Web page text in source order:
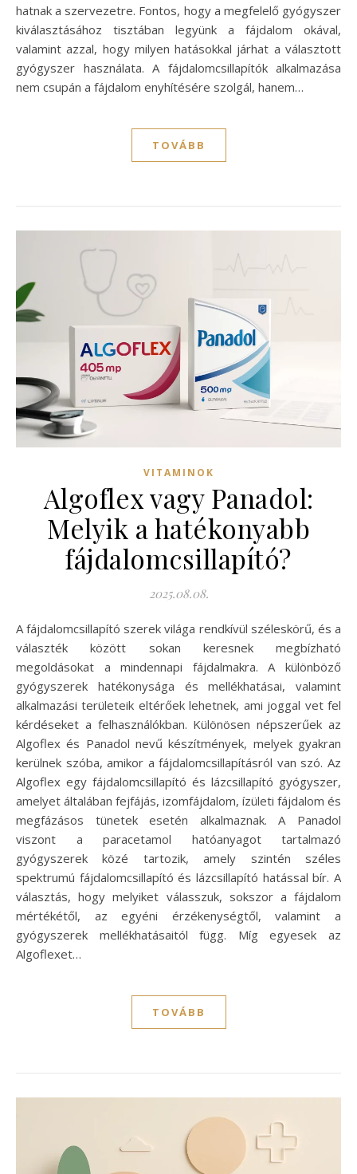
hatnak a szervezetre. Fontos, hogy a megfelelő gyógyszer
kiválasztásához tisztában legyünk a fájdalom okával,
valamint azzal, hogy milyen hatásokkal járhat a választott
gyógyszer használata. A fájdalomcsillapítók alkalmazása
nem csupán a fájdalom enyhítésére szolgál, hanem…
TOVÁBB
VITAMINOK
Algoflex vagy Panadol:
Melyik a hatékonyabb
fájdalomcsillapító?
2025.08.08.
A fájdalomcsillapító szerek világa rendkívül széleskörű, és a
választék között sokan keresnek megbízható
megoldásokat a mindennapi fájdalmakra. A különböző
gyógyszerek hatékonysága és mellékhatásai, valamint
alkalmazási területeik eltérőek lehetnek, ami joggal vet fel
kérdéseket a felhasználókban. Különösen népszerűek az
Algoflex és Panadol nevű készítmények, melyek gyakran
kerülnek szóba, amikor a fájdalomcsillapításról van szó. Az
Algoflex egy fájdalomcsillapító és lázcsillapító gyógyszer,
amelyet általában fejfájás, izomfájdalom, ízületi fájdalom és
megfázásos tünetek esetén alkalmaznak. A Panadol
viszont a paracetamol hatóanyagot tartalmazó
gyógyszerek közé tartozik, amely szintén széles
spektrumú fájdalomcsillapító és lázcsillapító hatással bír. A
választás, hogy melyiket válasszuk, sokszor a fájdalom
mértékétől, az egyéni érzékenységtől, valamint a
gyógyszerek mellékhatásaitól függ. Míg egyesek az
Algoflexet…
TOVÁBB